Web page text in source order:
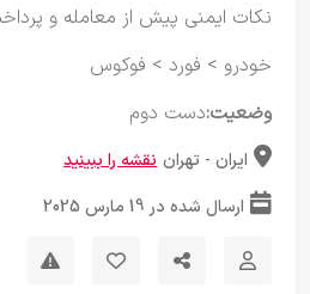
نکات ایمنی پیش از معامله و
خودرو > فورد > فوکوس
وضعیت:دست دوم
ایران - تهران نقشه را ببینید
ارسال شده در 19 مارس 2025